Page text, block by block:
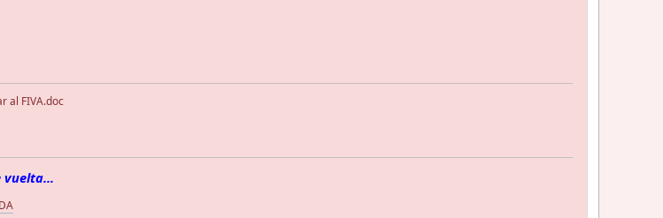
al FIVA.doc
vuelta...